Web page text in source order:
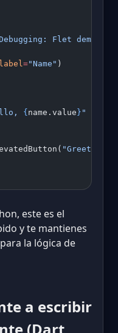
Flet demo"
label ="Name" )
{name.value} "
"Greet"
este es el
y te mantienes
la lógica de
a escribir
(Dart